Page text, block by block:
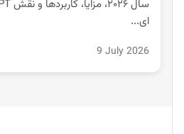
ای...
9 July 2026